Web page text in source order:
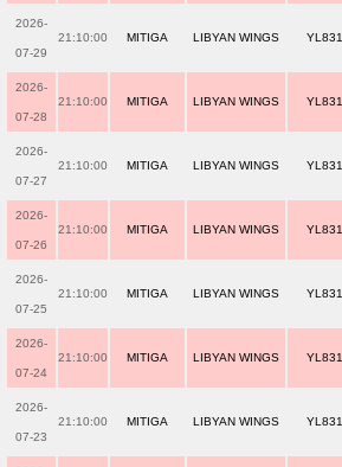
2026-
07-29
21:10:00 MITIGA LIBYAN WINGS YL831
2026-
07-28
21:10:00 MITIGA LIBYAN WINGS YL831
2026-
07-27
21:10:00 MITIGA LIBYAN WINGS YL831
2026-
07-26
21:10:00 MITIGA LIBYAN WINGS YL831
2026-
07-25
21:10:00 MITIGA LIBYAN WINGS YL831
2026-
07-24
21:10:00 MITIGA LIBYAN WINGS YL831
2026-
07-23
21:10:00 MITIGA LIBYAN WINGS YL831